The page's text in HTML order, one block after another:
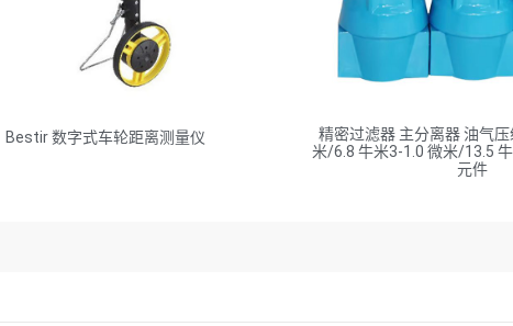
Bestir 数字式车轮距离测量仪
精密过滤器 主分离器 油气
米/6.8 牛米3-1.0 微米/13.5
元件